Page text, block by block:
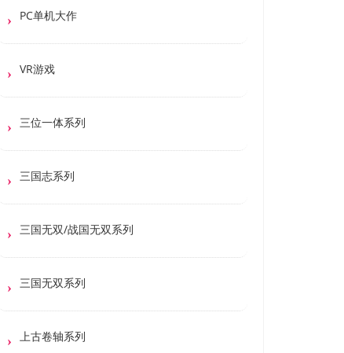
PC单机大作
VR游戏
三位一体系列
三国志系列
三国无双/战国无双系列
三国无双系列
上古卷轴系列